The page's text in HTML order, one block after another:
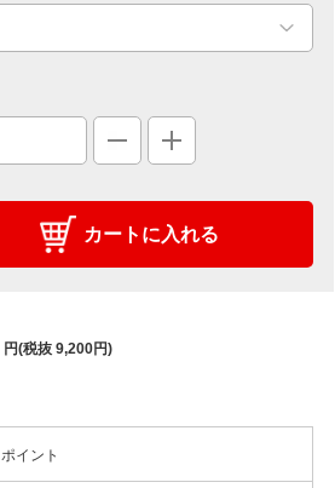
カートに入れる
円(税抜 9,200円)
ポイント